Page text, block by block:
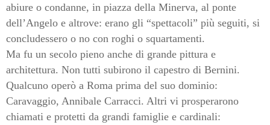
abiure o condanne, in piazza della Minerva, al ponte
dell’Angelo e altrove: erano gli “spettacoli” più seguiti, si
concludessero o no con roghi o squartamenti.
Ma fu un secolo pieno anche di grande pittura e
architettura. Non tutti subirono il capestro di Bernini.
Qualcuno operò a Roma prima del suo dominio:
Caravaggio, Annibale Carracci. Altri vi prosperarono
chiamati e protetti da grandi famiglie e cardinali: